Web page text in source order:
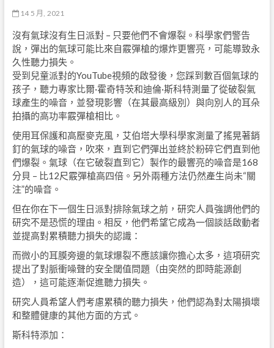
14 5 月, 2021
沒有氣球沒有生日派對 – 只要他們不會爆裂。科學家們警告
說，彈出的氣球可能比來自霰彈槍的爆炸更響亮，可能導致永
久性聽力損失。
受到兒童派對的YouTube視頻的啟發後，您踩到數百個氣球的
孩子，聽力專家比爾·霍奇特茨和迪倫·斯科特測量了從破裂氣
球產生的噪音，並發現影響（在其最高級別）與向別人的耳朵
拍攝的高功率霰彈槍相比。
使用耳保護和高壓麥克風，艾伯塔大學科學家測量了搖晃著銷
釘的氣球的噪音，吹來，直到它們彈出並終於粉碎它們直到他
們爆裂。氣球（在它破裂直到它）製作的最響亮的噪音是168
分貝 – 比12尺霰彈槍高四倍。另外兩種方法仍然產生尚未“關
注”的噪音。
但在你在下一個生日派對排除氣球之前，研究人員強調他們的
研究不是恐慌的理由。相反，他們希望它成為一個談話啟動者
並提高對累積聽力損失的認識：
而微小的耳膜旁邊的氣球爆裂不應該讓你擔心太多，這項研究
提出了對脈衝噪聲的安全閾值問題（由突然的即時能源創
造），這可能逐漸促進聽力損失。
研究人員希望人們考慮累積的聽力損失，他們認為對太陽損壞
和整體健康的其他方面的方式。
斯科特添加：